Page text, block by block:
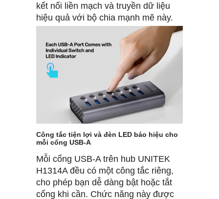
kết nối liền mạch và truyền dữ liệu
hiệu quả với bộ chia mạnh mẽ này.
Công tắc tiện lợi và đèn LED báo hiệu cho
mỗi cổng USB-A
Mỗi cổng USB-A trên hub UNITEK
H1314A đều có một công tắc riêng,
cho phép bạn dễ dàng bật hoặc tắt
cổng khi cần. Chức năng này được